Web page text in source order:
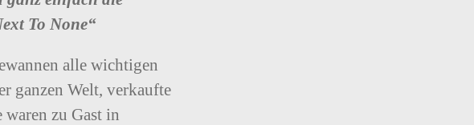
To None“
alle wichtigen
ganzen Welt, verkaufte
zu Gast in